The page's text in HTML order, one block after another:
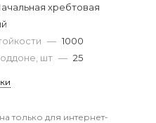
хребтовая
— 1000
шт — 25
только для интернет-